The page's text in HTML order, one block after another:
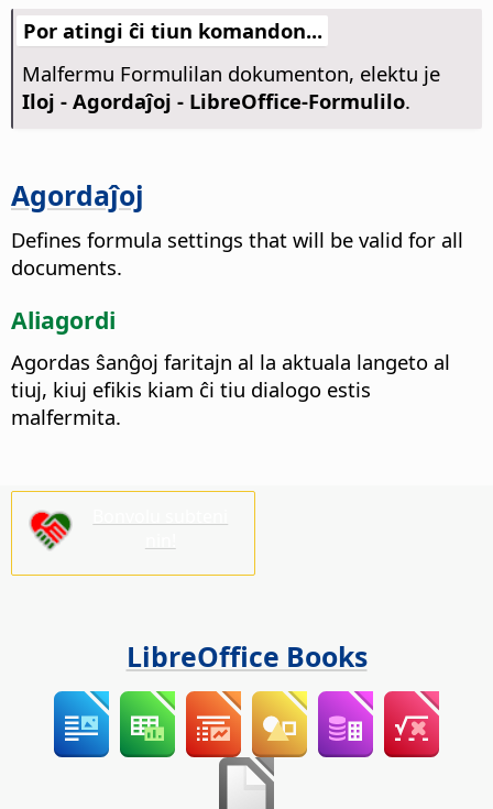
Por atingi ĉi tiun komandon...
Malfermu Formulilan dokumenton, elektu je
Iloj - Agordaĵoj - LibreOffice-Formulilo.
Agordaĵoj
Defines formula settings that will be valid for all
documents.
Aliagordi
Agordas ŝanĝoj faritajn al la aktuala langeto al
tiuj, kiuj efikis kiam ĉi tiu dialogo estis
malfermita.
LibreOffice Books